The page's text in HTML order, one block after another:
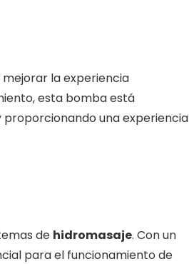
mejorar la experiencia
esta bomba está
una experiencia
de hidromasaje. Con un
para el funcionamiento de